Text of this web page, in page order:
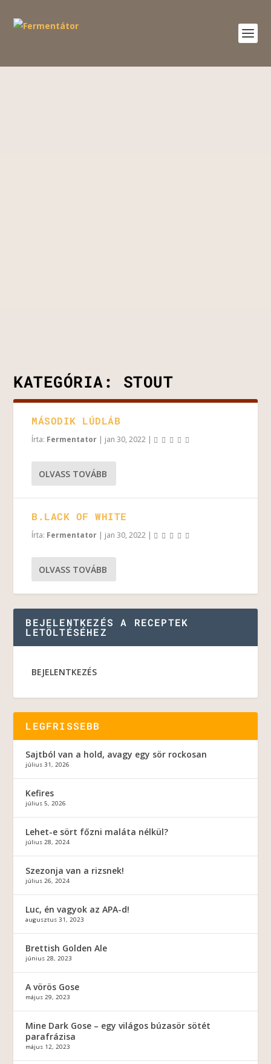
KATEGÓRIA: STOUT
MÁSODIK LÚDLÁB
Írta: Fermentator | jan 30, 2022 |
OLVASS TOVÁBB
B.LACK OF WHITE
Írta: Fermentator | jan 30, 2022 |
OLVASS TOVÁBB
BEJELENTKEZÉS A RECEPTEK
LETÖLTÉSÉHEZ
BEJELENTKEZÉS
LEGFRISSEBB
Sajtból van a hold, avagy egy sör rockosan
július 31, 2026
Kefires
július 5, 2026
Lehet-e sört főzni maláta nélkül?
július 28, 2024
Szezonja van a rizsnek!
július 26, 2024
Luc, én vagyok az APA-d!
augusztus 31, 2023
Brettish Golden Ale
június 28, 2023
A vörös Gose
május 29, 2023
Mine Dark Gose – egy világos búzasör sötét
parafrázisa
május 12, 2023